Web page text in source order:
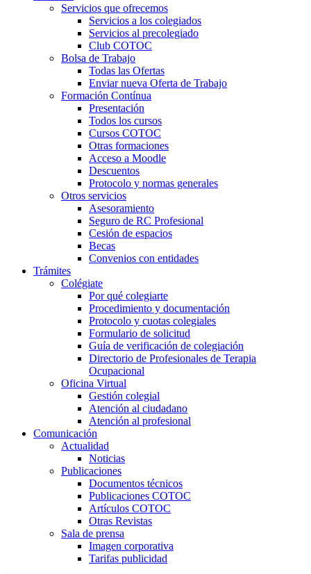
Servicios que ofrecemos
Servicios a los colegiados
Servicios al precolegiado
Club COTOC
Bolsa de Trabajo
Todas las Ofertas
Enviar nueva Oferta de Trabajo
Formación Contínua
Presentación
Todos los cursos
Cursos COTOC
Otras formaciones
Acceso a Moodle
Descuentos
Protocolo y normas generales
Otros servicios
Asesoramiento
Seguro de RC Profesional
Cesión de espacios
Becas
Convenios con entidades
Trámites
Colégiate
Por qué colegiarte
Procedimiento y documentación
Protocolo y cuotas colegiales
Formulario de solicitud
Guía de verificación de colegiación
Directorio de Profesionales de Terapia
Ocupacional
Oficina Virtual
Gestión colegial
Atención al ciudadano
Atención al profesional
Comunicación
Actualidad
Noticias
Publicaciones
Documentos técnicos
Publicaciones COTOC
Artículos COTOC
Otras Revistas
Sala de prensa
Imagen corporativa
Tarifas publicidad